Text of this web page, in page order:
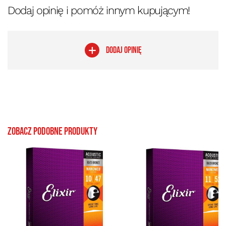
Dodaj opinię i pomóż innym kupującym!
DODAJ OPINIĘ
Zobacz podobne produkty